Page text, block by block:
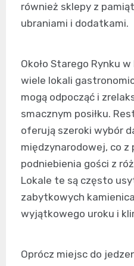
również sklepy z
ubraniami i dodatkami.
Około Starego Rynku
wiele lokali
mogą odpocząć i
smacznym posiłku.
oferują szeroki wybór
międzynarodowej, co z
podniebienia gości z
Lokale te są często
zabytkowych
wyjątkowego uroku i
Oprócz miejsc do